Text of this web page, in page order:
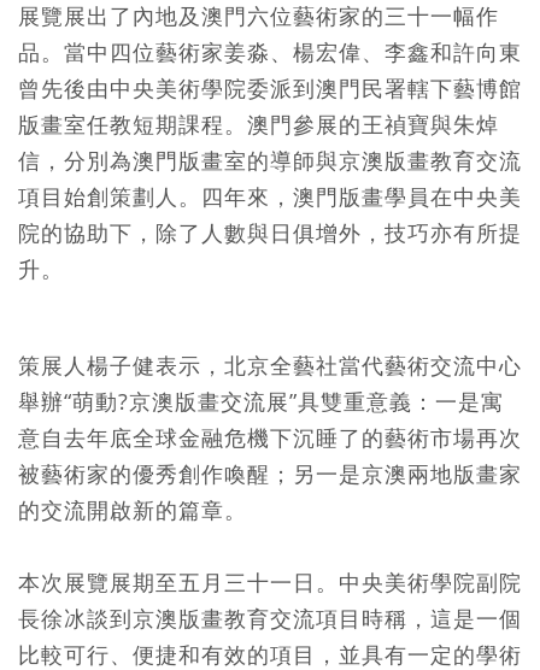
展覽展出了內地及澳門六位藝術家的三十一幅作
品。當中四位藝術家姜淼、楊宏偉、李鑫和許向東
曾先後由中央美術學院委派到澳門民署轄下藝博館
版畫室任教短期課程。澳門參展的王禎寶與朱焯
信，分別為澳門版畫室的導師與京澳版畫教育交流
項目始創策劃人。四年來，澳門版畫學員在中央美
院的協助下，除了人數與日俱增外，技巧亦有所提
升。
策展人楊子健表示，北京全藝社當代藝術交流中心
舉辦“萌動?京澳版畫交流展”具雙重意義：一是寓
意自去年底全球金融危機下沉睡了的藝術市場再次
被藝術家的優秀創作喚醒；另一是京澳兩地版畫家
的交流開啟新的篇章。
本次展覽展期至五月三十一日。中央美術學院副院
長徐冰談到京澳版畫教育交流項目時稱，這是一個
比較可行、便捷和有效的項目，並具有一定的學術